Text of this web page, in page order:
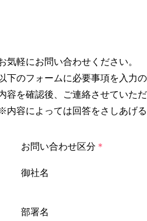
気軽にお問い合わせください。
以下のフォームに必要事項を入力
容を確認後、ご連絡させていただ
内容によっては回答をさしあげ
お問い合わせ区分 ＊
御社名
部署名